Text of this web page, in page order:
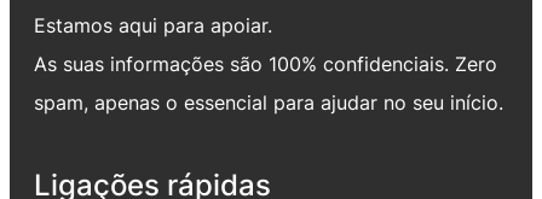
Estamos aqui para apoiar.
As suas informações são 100% confidenciais. Zero
spam, apenas o essencial para ajudar no seu início.
Ligações rápidas